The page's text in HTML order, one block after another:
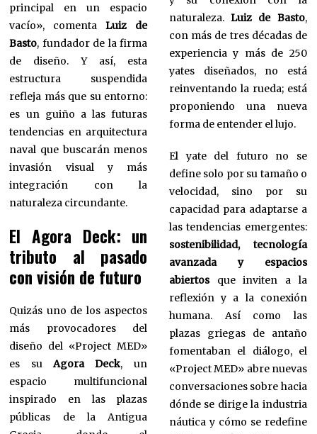
principal en un espacio
vacío», comentaLuiz de
Basto, fundador de la firma
de diseño. Y así, esta
estructura suspendida
refleja más que su entorno:
es un guiño a las futuras
tendencias en arquitectura
naval que buscarán menos
invasión visual y más
integración con la
naturaleza circundante.
El Agora Deck: un
tributo al pasado
con visión de futuro
Quizás uno de los aspectos
más provocadores del
diseño del «Project MED»
es suAgora Deck, un
espacio multifuncional
inspirado en las plazas
públicas de la Antigua
naturaleza. Luiz de Basto,
con más de tres décadas de
experiencia y más de 250
yates diseñados, no está
reinventando la rueda; está
proponiendo una nueva
forma de entender el lujo.
El yate del futuro no se
define solo por su tamaño o
velocidad, sino por su
capacidad para adaptarse a
las tendencias emergentes:
sostenibilidad, tecnología
avanzada y espacios
abiertosque inviten a la
reflexión y a la conexión
humana. Así como las
plazas griegas de antaño
fomentaban el diálogo, el
«Project MED» abre nuevas
conversaciones sobre hacia
dónde se dirige la industria
náutica y cómo se redefine